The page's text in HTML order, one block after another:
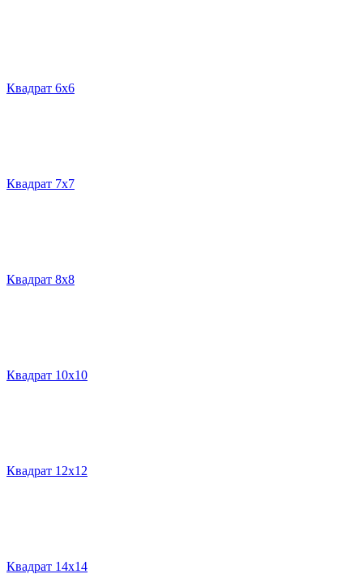
Квадрат 6х6
Квадрат 7х7
Квадрат 8х8
Квадрат 10х10
Квадрат 12х12
Квадрат 14х14